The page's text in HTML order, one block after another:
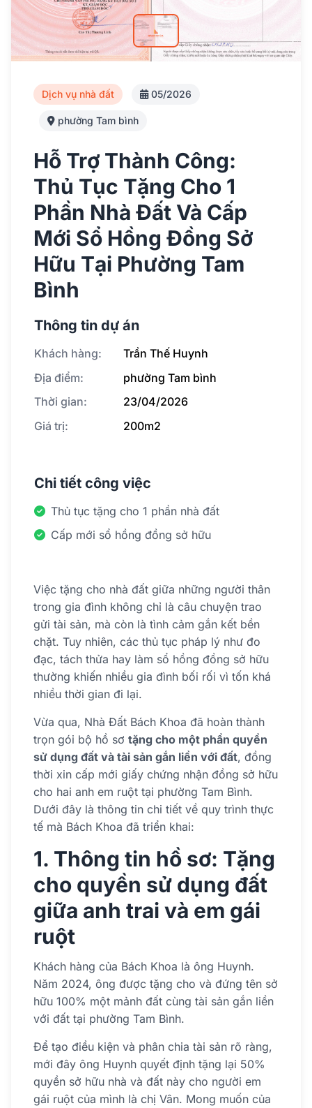
Dịch vụ nhà đất 05/2026
phường Tam bình
Hỗ Trợ Thành Công:
Thủ Tục Tặng Cho 1
Phần Nhà Đất Và Cấp
Mới Sổ Hồng Đồng Sở
Hữu Tại Phường Tam
Bình
Thông tin dự án
Khách hàng:
Trần Thế Huynh
Địa điểm:
phường Tam bình
Thời gian:
23/04/2026
Giá trị:
200m2
Chi tiết công việc
Thủ tục tặng cho 1 phần nhà đất
Cấp mới sổ hồng đồng sở hữu
Việc tặng cho nhà đất giữa những người thân
trong gia đình không chỉ là câu chuyện trao
gửi tài sản, mà còn là tình cảm gắn kết bền
chặt. Tuy nhiên, các thủ tục pháp lý như đo
đạc, tách thửa hay làm sổ hồng đồng sở hữu
thường khiến nhiều gia đình bối rối vì tốn khá
nhiều thời gian đi lại.
Vừa qua, Nhà Đất Bách Khoa đã hoàn thành
trọn gói bộ hồ sơ tặng cho một phần quyền
sử dụng đất và tài sản gắn liền với đất, đồng
thời xin cấp mới giấy chứng nhận đồng sở hữu
cho hai anh em ruột tại phường Tam Bình.
Dưới đây là thông tin chi tiết về quy trình thực
tế mà Bách Khoa đã triển khai:
1. Thông tin hồ sơ: Tặng
cho quyền sử dụng đất
giữa anh trai và em gái
ruột
Khách hàng của Bách Khoa là ông Huynh.
Năm 2024, ông được tặng cho và đứng tên sở
hữu 100% một mảnh đất cùng tài sản gắn liền
với đất tại phường Tam Bình.
Để tạo điều kiện và phân chia tài sản rõ ràng,
mới đây ông Huynh quyết định tặng lại 50%
quyền sở hữu nhà và đất này cho người em
gái ruột của mình là chị Vân. Mong muốn của